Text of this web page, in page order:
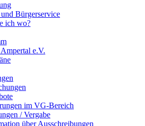
Bürgerservice
ich wo?
e.V.
im VG-Bereich
/ Vergabe
über Ausschreibungen